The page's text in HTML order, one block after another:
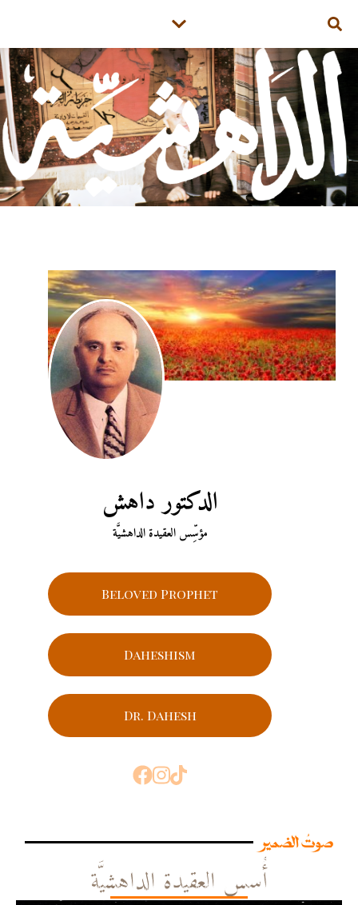
الدكتور داهش
مؤسِّس العقيدة الداهشيَّة
Beloved Prophet
Daheshism
Dr. Dahesh
صوتُ الضمير
أُسس العقيدة الداهشيَّة